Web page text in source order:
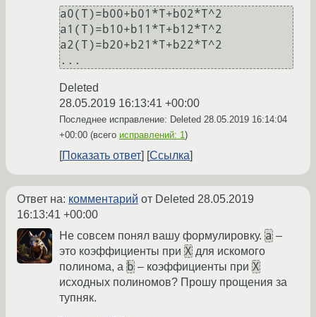
a0(T)=b00+b01*T+b02*T^2
a1(T)=b10+b11*T+b12*T^2
a2(T)=b20+b21*T+b22*T^2
Deleted
28.05.2019 16:13:41 +00:00
Последнее исправление: Deleted 28.05.2019 16:14:04
+00:00 (всего исправлений: 1)
Показать ответ Ссылка
Ответ на: комментарий от Deleted 28.05.2019
16:13:41 +00:00
Не совсем понял вашу формулировку. a –
это коэффициенты при X для искомого
полинома, а b – коэффициенты при X
исходных полиномов? Прошу прощения за
тупняк.